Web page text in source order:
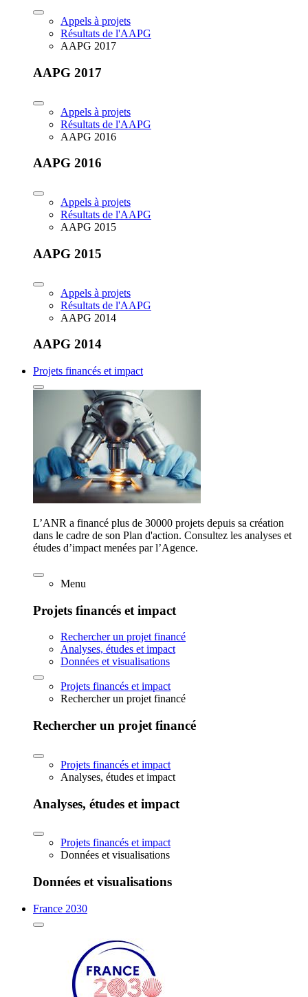
Appels à projets
Résultats de l'AAPG
AAPG 2017
AAPG 2017
Appels à projets
Résultats de l'AAPG
AAPG 2016
AAPG 2016
Appels à projets
Résultats de l'AAPG
AAPG 2015
AAPG 2015
Appels à projets
Résultats de l'AAPG
AAPG 2014
AAPG 2014
Projets financés et impact
L’ANR a financé plus de 30000 projets depuis sa création
dans le cadre de son Plan d'action. Consultez les analyses et
études d’impact menées par l’Agence.
Menu
Projets financés et impact
Rechercher un projet financé
Analyses, études et impact
Données et visualisations
Projets financés et impact
Rechercher un projet financé
Rechercher un projet financé
Projets financés et impact
Analyses, études et impact
Analyses, études et impact
Projets financés et impact
Données et visualisations
Données et visualisations
France 2030